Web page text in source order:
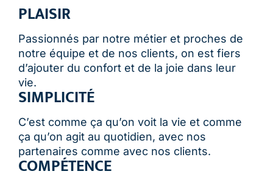
PLAISIR
Passionnés par notre métier et proches de
notre équipe et de nos clients, on est fiers
d’ajouter du confort et de la joie dans leur
vie.
SIMPLICITÉ
C’est comme ça qu’on voit la vie et comme
ça qu’on agit au quotidien, avec nos
partenaires comme avec nos clients.
COMPÉTENCE